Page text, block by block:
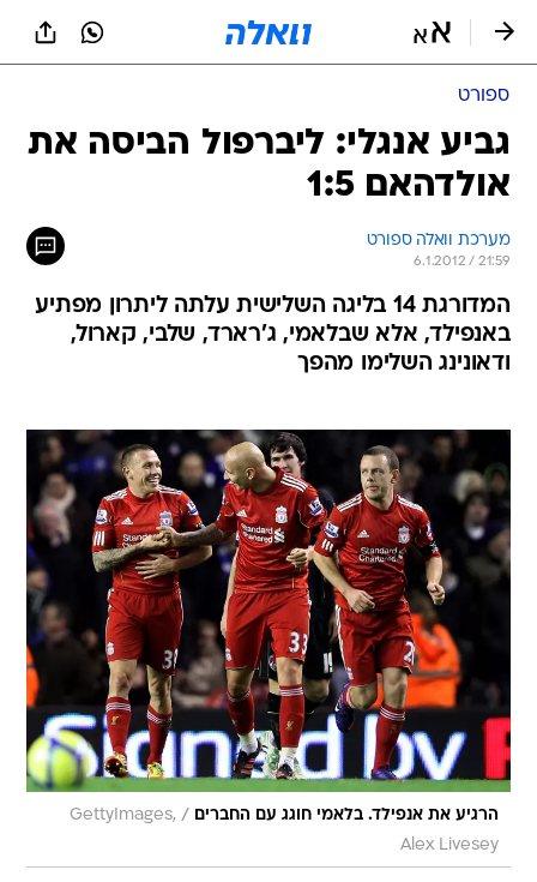
ספורט
גביע אנגלי: ליברפול הביסה את
אולדהאם 1:5
מערכת וואלה ספורט
6.1.2012 / 21:59
המדורגת 14 בליגה השלישית עלתה ליתרון מפתיע
באנפילד, אלא שבלאמי, ג'רארד, שלבי, קארול,
ודאונינג השלימו מהפך
הרגיע את אנפילד. בלאמי חוגג עם החברים /
GettyImages,
Alex Livesey